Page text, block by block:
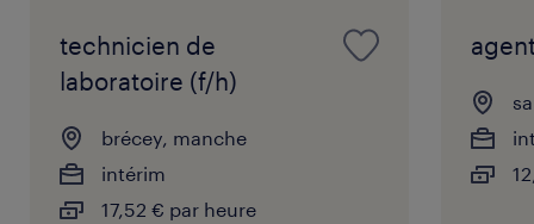
technicien de
laboratoire (f/h)
brécey, manche
intérim
17,52 € par heure